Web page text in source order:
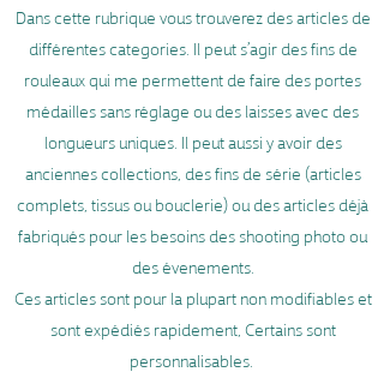
Dans cette rubrique vous trouverez des articles de
différentes categories. Il peut s’agir des fins de
rouleaux qui me permettent de faire des portes
médailles sans réglage ou des laisses avec des
longueurs uniques. Il peut aussi y avoir des
anciennes collections, des fins de série (articles
complets, tissus ou bouclerie) ou des articles déjà
fabriqués pour les besoins des shooting photo ou
des évenements.
Ces articles sont pour la plupart non modifiables et
sont expédiés rapidement, Certains sont
personnalisables.